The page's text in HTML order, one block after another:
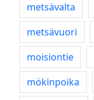
metsävalta
metsävuori
moisiontie
mökinpoika